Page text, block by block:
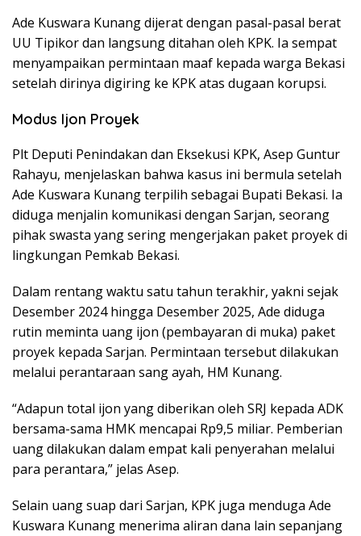
Ade Kuswara Kunang dijerat dengan pasal-pasal berat
UU Tipikor dan langsung ditahan oleh KPK. Ia sempat
menyampaikan permintaan maaf kepada warga Bekasi
setelah dirinya digiring ke KPK atas dugaan korupsi.
Modus Ijon Proyek
Plt Deputi Penindakan dan Eksekusi KPK, Asep Guntur
Rahayu, menjelaskan bahwa kasus ini bermula setelah
Ade Kuswara Kunang terpilih sebagai Bupati Bekasi. Ia
diduga menjalin komunikasi dengan Sarjan, seorang
pihak swasta yang sering mengerjakan paket proyek di
lingkungan Pemkab Bekasi.
Dalam rentang waktu satu tahun terakhir, yakni sejak
Desember 2024 hingga Desember 2025, Ade diduga
rutin meminta uang ijon (pembayaran di muka) paket
proyek kepada Sarjan. Permintaan tersebut dilakukan
melalui perantaraan sang ayah, HM Kunang.
“Adapun total ijon yang diberikan oleh SRJ kepada ADK
bersama-sama HMK mencapai Rp9,5 miliar. Pemberian
uang dilakukan dalam empat kali penyerahan melalui
para perantara,” jelas Asep.
Selain uang suap dari Sarjan, KPK juga menduga Ade
Kuswara Kunang menerima aliran dana lain sepanjang